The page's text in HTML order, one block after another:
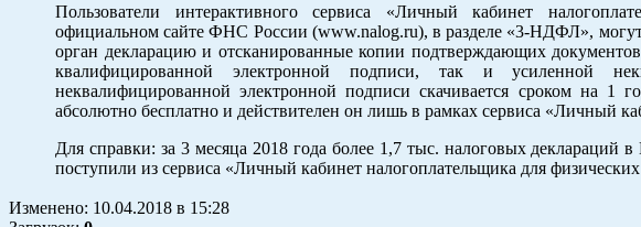
Пользователи интерактивного сервиса «Личный кабинет
официальном сайте ФНС России (www.nalog.ru), в разделе «3-НДФЛ»,
орган декларацию и отсканированные копии подтверждающих
квалифицированной электронной подписи, так и усиленной
неквалифицированной электронной подписи скачивается сроком на 1
абсолютно бесплатно и действителен он лишь в рамках сервиса «Личный
Для справки: за 3 месяца 2018 года более 1,7 тыс. налоговых
поступили из сервиса «Личный кабинет налогоплательщика для
Изменено: 10.04.2018 в 15:28